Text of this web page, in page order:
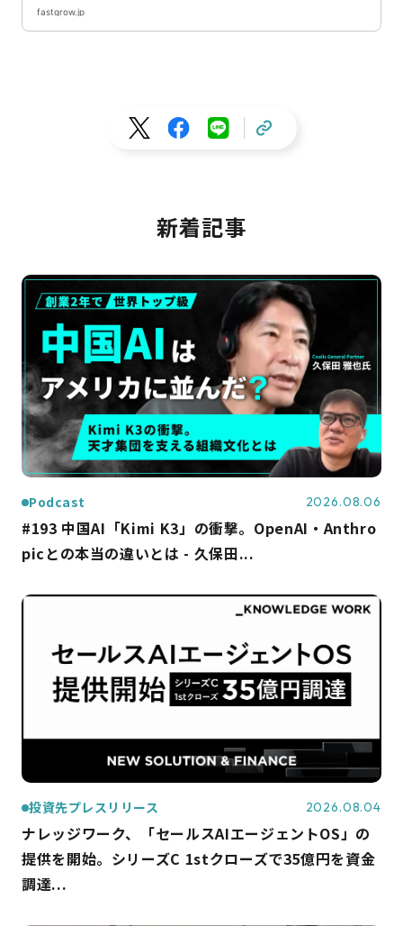
ートアップに投資してきたXTech Ventures共同創業者・手嶋浩己氏
た昨今、『偶然の出会い』を生み出すオンリーストーリーの果たす
さと、「カリスマがいなくても勝てる」組織カルチャーが隠されて
fastgrow.jp
新着記事
Podcast 2026.08.06
#193 中国AI「Kimi K3」の衝撃。OpenAI・Anthro
picとの本当の違いとは - 久保田...
投資先プレスリリース 2026.08.04
ナレッジワーク、「セールスAIエージェントOS」の
提供を開始。シリーズC 1stクローズで35億円を資金
調達...